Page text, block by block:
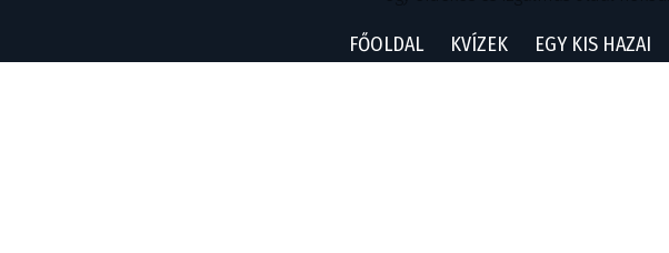
FŐOLDAL KVÍZEK EGY KIS HAZAI